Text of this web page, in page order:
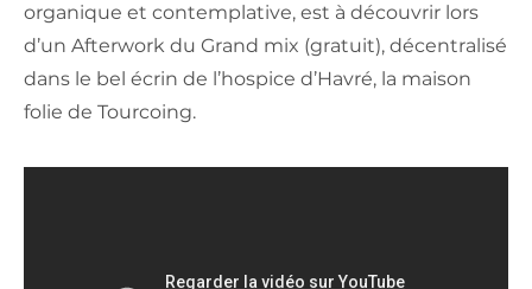
organique et contemplative, est à découvrir lors
d’un Afterwork du Grand mix (gratuit), décentralisé
dans le bel écrin de l’hospice d’Havré, la maison
folie de Tourcoing.